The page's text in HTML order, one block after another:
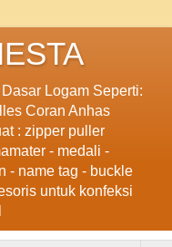
Logam Seperti:
Coran Anhas
: zipper puller
- medali -
- name tag - buckle
untuk konfeksi